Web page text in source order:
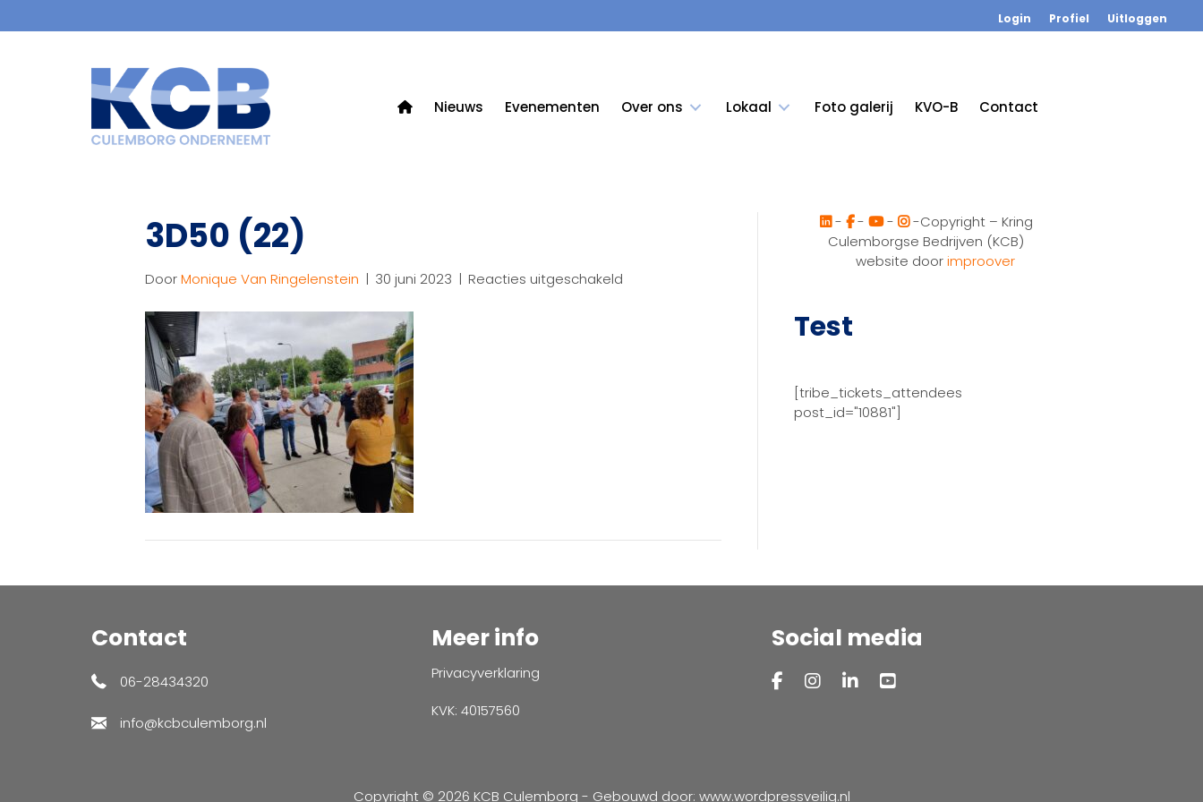
Login Profiel Uitloggen
Nieuws Evenementen Over ons Lokaal Foto galerij KVO-B Contact
3D50 (22)
DoorMonique Van Ringelenstein | 30 juni 2023 | Reacties uitgeschakeld
- - -
-Copyright – Kring
Culemborgse Bedrijven (KCB)
website doorimproover
Test
[tribe_tickets_attendees
post_id="10881"]
Contact
06-28434320
info@kcbculemborg.nl
Meer info
Privacyverklaring
KVK: 40157560
Social media
Copyright © 2026 KCB Culemborg - Gebouwd door: www.wordpressveilig.nl